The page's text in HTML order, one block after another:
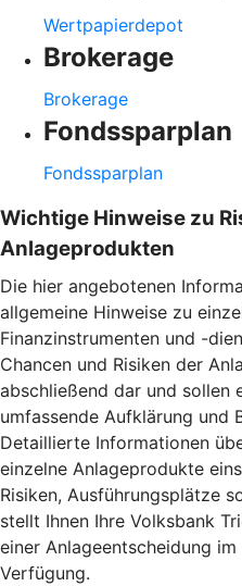
Wertpapierdepot
Brokerage
Brokerage
Fondssparplan
Fondssparplan
Wichtige Hinweise zu
Anlageprodukten
Die hier angebotenen
allgemeine Hinweise zu
Finanzinstrumenten und -
Chancen und Risiken der
abschließend dar und sollen
umfassende Aufklärung und
Detaillierte Informationen
einzelne Anlageprodukte
Risiken, Ausführungsplätze
stellt Ihnen Ihre Volksbank
einer Anlageentscheidung
Verfügung.